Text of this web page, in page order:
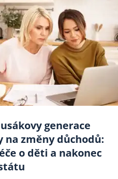
generace
na změny důchodů:
o děti a nakonec